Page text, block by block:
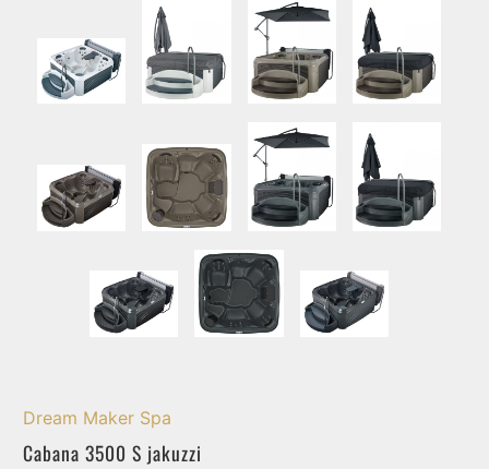
Dream Maker Spa
Cabana 3500 S jakuzzi